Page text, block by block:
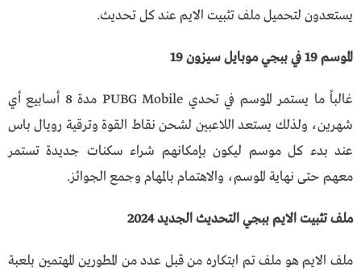
يستعدون لتحميل ملف تثبيت الايم عند كل تحديث.
الموسم 19 في ببجي موبايل سيزون 19
غالباً ما يستمر الموسم في تحدي PUBG Mobile مدة 8 أسابيع أي
شهرين، ولذلك يستعد اللاعبين لشحن نقاط القوة وترقية رويال باس
عند بدء كل موسم ليكون بإمكانهم شراء سكنات جديدة تستمر
معهم حتى نهاية الموسم، والاهتمام بالمهام وجمع الجوائز.
ملف تثبيت الايم ببجي التحديث الجديد 2024
ملف الايم هو ملف تم ابتكاره من قبل عدد من المطورين المهتمين بلعبة